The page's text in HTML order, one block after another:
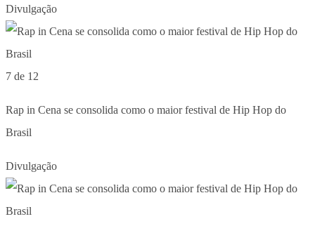
Divulgação
7 de 12
Rap in Cena se consolida como o maior festival de Hip Hop do
Brasil
Divulgação